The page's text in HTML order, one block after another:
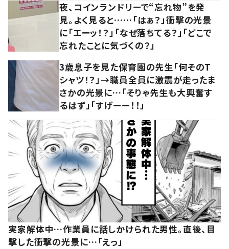
夜、コインランドリーで“忘れ物”を発
見。よく見ると……「はぁ？」衝撃の光景
に「エーッ！？」「なぜ落ちてる？」「どこで
忘れたことに気づくの？」
3歳息子を見た保育園の先生「何そのT
シャツ！？」→職員全員に激震が走ったま
さかの光景に…「そりゃ先生も大興奮す
るはず」「すげーー！！」
実家解体中…作業員に話しかけられた男性。直後、目
撃した衝撃の光景に…「えっ」